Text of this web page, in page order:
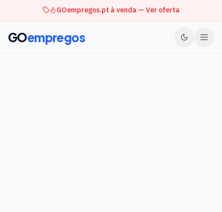
GOempregos.pt à venda — Ver oferta
GOempregos